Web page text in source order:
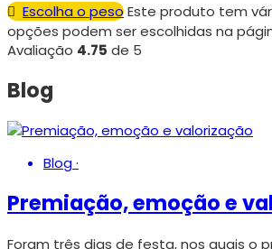
Escolha o pesoEste produto tem
opções podem ser escolhidas na
Avaliação 4.75 de 5
Blog
Blog·
Premiação, emoção e
Foram três dias de festa, nos quais o